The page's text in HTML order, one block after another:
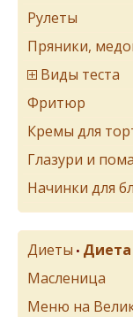
Рулеты
Пряники,
Виды теста
Фритюр
Кремы для
Глазури и
Начинки для
Диеты •
Масленица
Меню на